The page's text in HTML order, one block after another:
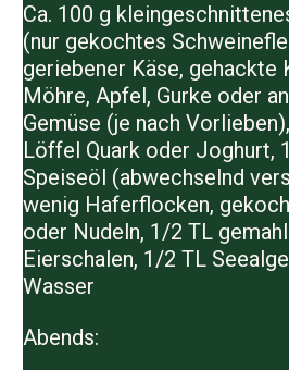
Ca. 100 g
(nur gekochtes
geriebener Käse, gehackte
Möhre, Apfel, Gurke oder
Gemüse (je nach Vorlieben),
Löffel Quark oder Joghurt,
Speiseöl (abwechselnd
wenig Haferflocken,
oder Nudeln, 1/2 TL
Eierschalen, 1/2 TL
Wasser
Abends: